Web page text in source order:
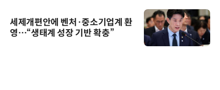
세제개편안에 벤처·중소기업계 환
영…“생태계 성장 기반 확충”